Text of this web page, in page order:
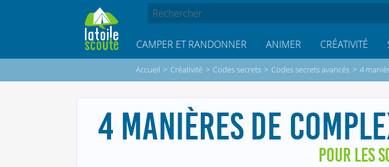
CAMPER ET RANDONNER ANIMER CRÉATIVITÉ
Accueil > Créativité > Codes secrets > Codes secrets avancés > 4
4 MANIÈRES DE
POUR LES